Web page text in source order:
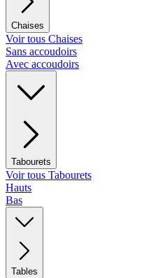
Chaises
Voir tous Chaises
Sans accoudoirs
Avec accoudoirs
Tabourets
Voir tous Tabourets
Hauts
Bas
Tables